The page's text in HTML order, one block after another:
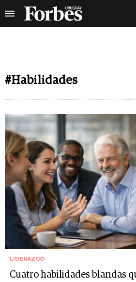
#Habilidades
LIDERAZGO
Cuatro habilidades blandas